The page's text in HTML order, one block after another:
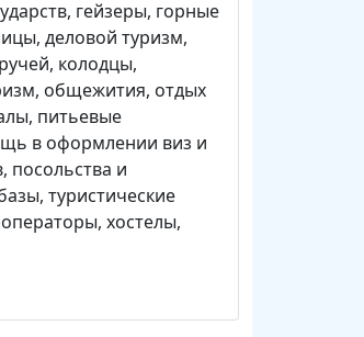
, гейзеры, горные
, деловой туризм,
, колодцы,
, общежития, отдых
, питьевые
в оформлении виз и
, посольства и
, туристические
, хостелы,